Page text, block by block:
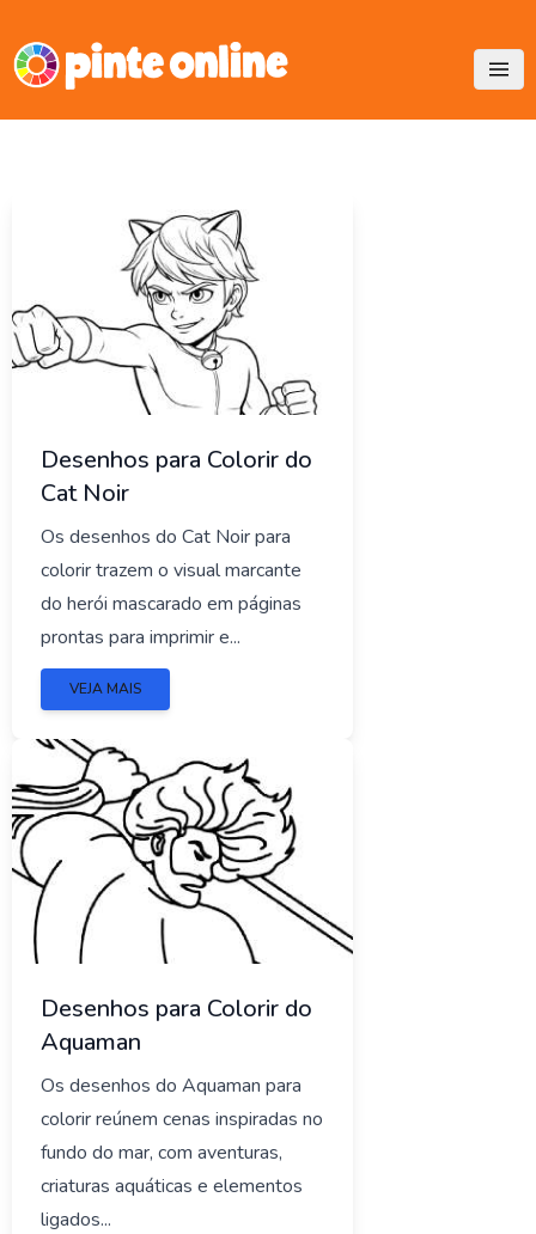
content
Desenhos para Colorir do
Cat Noir
Os desenhos do Cat Noir para
colorir trazem o visual marcante
do herói mascarado em páginas
prontas para imprimir e...
VEJA MAIS
Desenhos para Colorir do
Aquaman
Os desenhos do Aquaman para
colorir reúnem cenas inspiradas no
fundo do mar, com aventuras,
criaturas aquáticas e elementos
ligados...